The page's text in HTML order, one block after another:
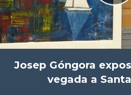
Josep Góngora
vegada a